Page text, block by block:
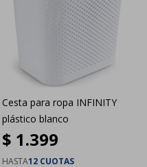
Cesta para ropa INFINITY
plástico blanco
$ 1.399
HASTA12 CUOTAS